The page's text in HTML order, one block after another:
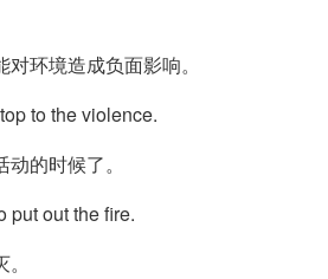
环境造成负面影响。
to the violence.
的时候了。
put out the fire.